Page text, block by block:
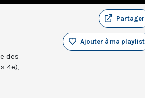
Partager
Ajouter à ma playlist
des
4e),